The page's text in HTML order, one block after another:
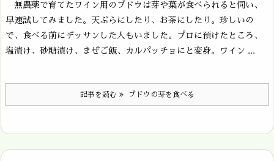
無農薬で育てたワイン用のブドウは芽や葉が食べられると伺い、
早速試してみました。天ぷらにしたり、お茶にしたり。珍しいの
で、食べる前にデッサンした人もいました。プロに預けたところ、
塩漬け、砂糖漬け、まぜご飯、カルパッチョにと変身。ワイン ...
記事を読む ブドウの芽を食べる